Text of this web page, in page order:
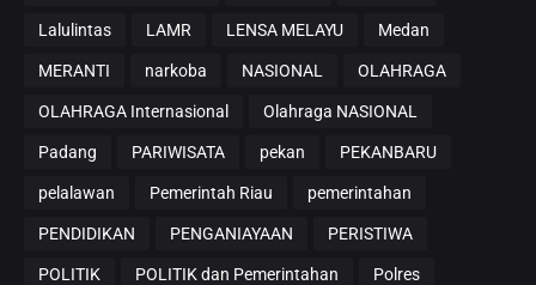
Lalulintas LAMR LENSA MELAYU Medan
MERANTI narkoba NASIONAL OLAHRAGA
OLAHRAGA Internasional Olahraga NASIONAL
Padang PARIWISATA pekan PEKANBARU
pelalawan Pemerintah Riau pemerintahan
PENDIDIKAN PENGANIAYAAN PERISTIWA
POLITIK POLITIK dan Pemerintahan Polres